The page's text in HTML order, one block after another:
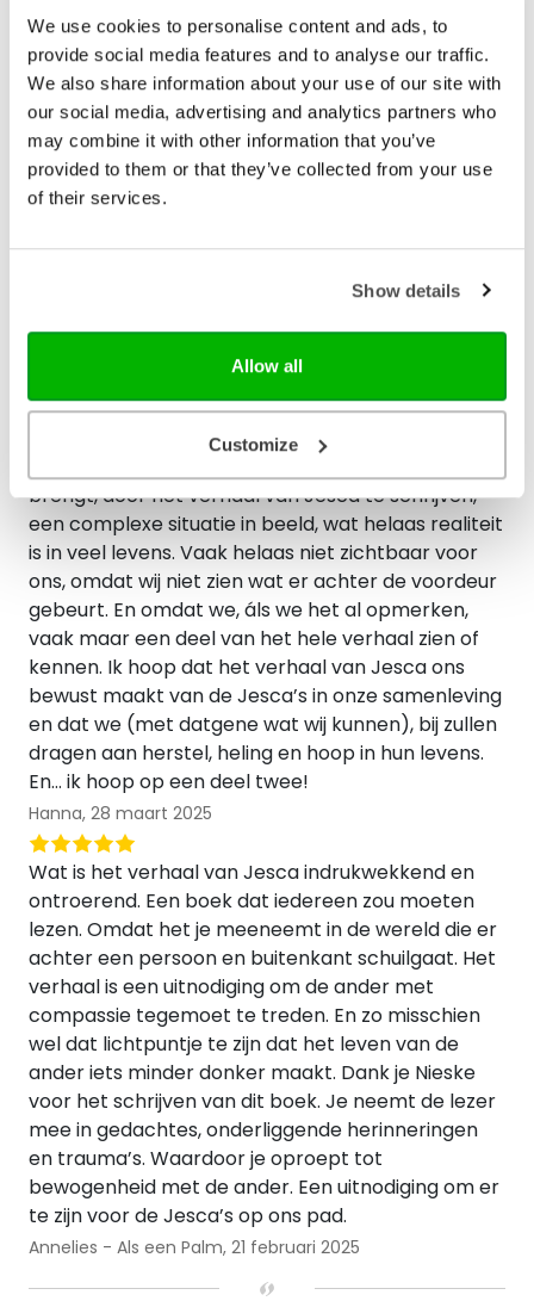
We use cookies to personalise content and ads, to
provide social media features and to analyse our traffic.
We also share information about your use of our site with
our social media, advertising and analytics partners who
may combine it with other information that you’ve
provided to them or that they’ve collected from your use
of their services.
Show details
Allow all
Customize
Wat een aangrijpend en indrukwekkend verhaal is
dat van Jesca. Vanaf de eerste bladzijde word je in
haar leven getrokken, geboeid tot de laatste
letter aan toe. Het verhaal van Jesca bezorgt je
als lezer regelmatig een brok in je keel, tranen in je
ogen, kippenvel, maar ook bewogen hart voor
om te lezen. Het lijkt niet doorbroken te kunnen
ooit. Maar de trauma’s, het verlies en de pijn
maken plaats voor hoop en herstel! Mede door de
bijzondere rol die de mensen vervullen, die Jesca in
haar leven ontmoet. Zij doen me denken aan
brengt, door het verhaal van Jesca te schrijven,
een complexe situatie in beeld, wat helaas realiteit
is in veel levens. Vaak helaas niet zichtbaar voor
ons, omdat wij niet zien wat er achter de voordeur
gebeurt. En omdat we, áls we het al opmerken,
vaak maar een deel van het hele verhaal zien of
kennen. Ik hoop dat het verhaal van Jesca ons
bewust maakt van de Jesca’s in onze samenleving
en dat we (met datgene wat wij kunnen), bij zullen
dragen aan herstel, heling en hoop in hun levens.
En… ik hoop op een deel twee!
Hanna, 28 maart 2025
Wat is het verhaal van Jesca indrukwekkend en
ontroerend. Een boek dat iedereen zou moeten
lezen. Omdat het je meeneemt in de wereld die er
achter een persoon en buitenkant schuilgaat. Het
verhaal is een uitnodiging om de ander met
compassie tegemoet te treden. En zo misschien
wel dat lichtpuntje te zijn dat het leven van de
ander iets minder donker maakt. Dank je Nieske
voor het schrijven van dit boek. Je neemt de lezer
mee in gedachtes, onderliggende herinneringen
en trauma’s. Waardoor je oproept tot
bewogenheid met de ander. Een uitnodiging om er
te zijn voor de Jesca’s op ons pad.
Annelies - Als een Palm, 21 februari 2025